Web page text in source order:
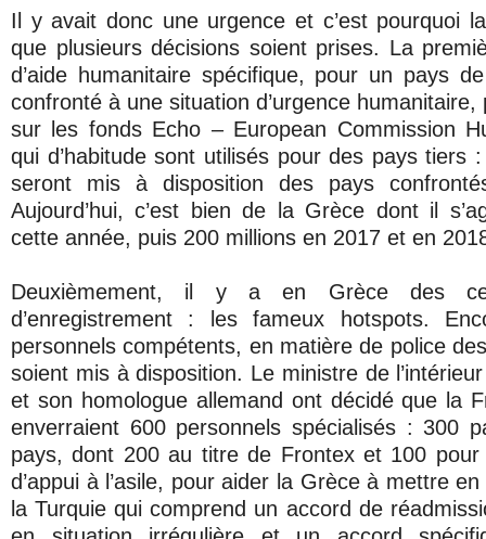
Il y avait donc une urgence et c’est pourquoi
que plusieurs décisions soient prises. La
d’aide humanitaire spécifique, pour un pays
confronté à une situation d’urgence
sur les fonds Echo – European Commission
qui d’habitude sont utilisés pour des pays tiers :
seront mis à disposition des pays
Aujourd’hui, c’est bien de la Grèce dont il
cette année, puis 200 millions en 2017 et en
Deuxièmement, il y a en Grèce des
d’enregistrement : les fameux hotspots.
personnels compétents, en matière de police
soient mis à disposition. Le ministre de
et son homologue allemand ont décidé que la
enverraient 600 personnels spécialisés : 300
pays, dont 200 au titre de Frontex et 100 pour
d’appui à l’asile, pour aider la Grèce à mettre
la Turquie qui comprend un accord de